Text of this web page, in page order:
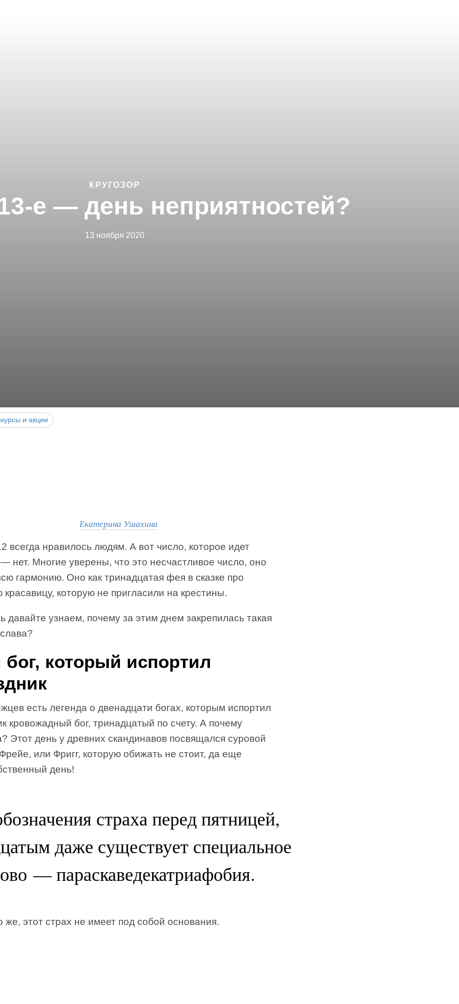
КРУГОЗОР
е — день неприятностей?
13 ноября 2020
и акции
Екатерина Ушахина
всегда нравилось людям. А вот число, которое идет
нет. Многие уверены, что это несчастливое число, оно
гармонию. Оно как тринадцатая фея в сказке про
которую не пригласили на крестины.
давайте узнаем, почему за этим днем закрепилась такая
бог, который испортил
есть легенда о двенадцати богах, которым испортил
кровожадный бог, тринадцатый по счету. А почему
Этот день у древних скандинавов посвящался суровой
или Фригг, которую обижать не стоит, да еще
день!
страха перед пятницей,
даже существует специальное
— параскаведекатриафобия.
же, этот страх не имеет под собой основания.